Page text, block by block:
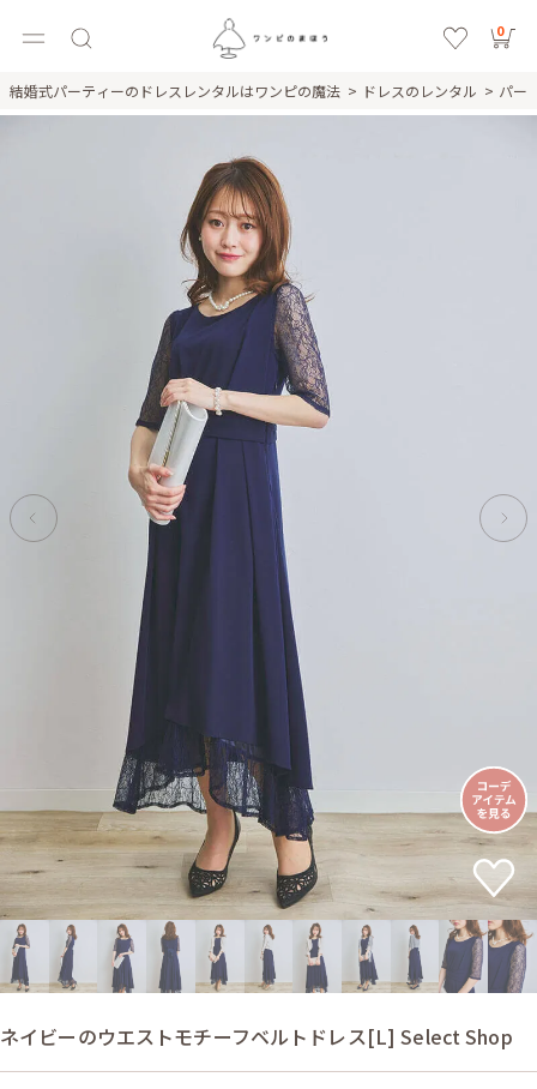
0
結婚式パーティーのドレスレンタルはワンピの魔法 ドレスのレンタル パー
ネイビーのウエストモチーフベルトドレス[L] Select Shop